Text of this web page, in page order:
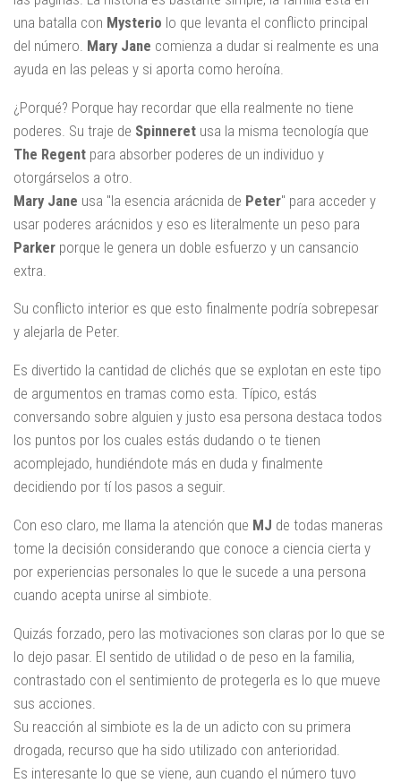
una batalla con Mysterio lo que levanta el conflicto principal
del número. Mary Jane comienza a dudar si realmente es una
ayuda en las peleas y si aporta como heroína.
¿Porqué? Porque hay recordar que ella realmente no tiene
poderes. Su traje de Spinneret usa la misma tecnología que
The Regent para absorber poderes de un individuo y
otorgárselos a otro.
Mary Jane usa "la esencia arácnida de Peter" para acceder y
usar poderes arácnidos y eso es literalmente un peso para
Parker porque le genera un doble esfuerzo y un cansancio
extra.
Su conflicto interior es que esto finalmente podría sobrepesar
y alejarla de Peter.
Es divertido la cantidad de clichés que se explotan en este tipo
de argumentos en tramas como esta. Típico, estás
conversando sobre alguien y justo esa persona destaca todos
los puntos por los cuales estás dudando o te tienen
acomplejado, hundiéndote más en duda y finalmente
decidiendo por tí los pasos a seguir.
Con eso claro, me llama la atención que MJ de todas maneras
tome la decisión considerando que conoce a ciencia cierta y
por experiencias personales lo que le sucede a una persona
cuando acepta unirse al simbiote.
Quizás forzado, pero las motivaciones son claras por lo que se
lo dejo pasar. El sentido de utilidad o de peso en la familia,
contrastado con el sentimiento de protegerla es lo que mueve
sus acciones.
Su reacción al simbiote es la de un adicto con su primera
drogada, recurso que ha sido utilizado con anterioridad.
Es interesante lo que se viene, aun cuando el número tuvo